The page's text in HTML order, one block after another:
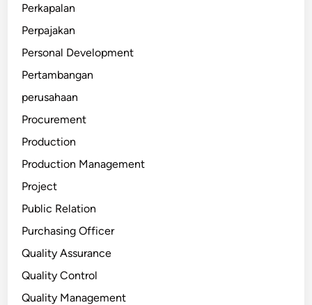
Perkapalan
Perpajakan
Personal Development
Pertambangan
perusahaan
Procurement
Production
Production Management
Project
Public Relation
Purchasing Officer
Quality Assurance
Quality Control
Quality Management